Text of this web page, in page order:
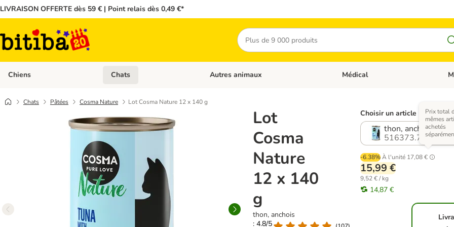
LIVRAISON OFFERTE dès 59 € | Point relais dès 0,49 €*
Rechercher
Chiens Dérouler les catégories: Chiens
Chats Dérouler les catégories: Chats
Autres animaux Dérouler les catégories: Autres
Médical
Chats Pâtées Cosma Nature Lot Cosma Nature 12 x 140 g
Lot
Cosma
Nature
12 x 140
g
thon, anchois
: 4.8/5
Choisir un article (13
thon, anchois
516373.7
-6.38%À l'unité 17,08 €
Prix total
mêmes
achetés
15,99 €
9,52 € / kg
14,87 €